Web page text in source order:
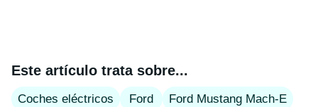
Este artículo trata sobre...
Coches eléctricos Ford Ford Mustang Mach-E